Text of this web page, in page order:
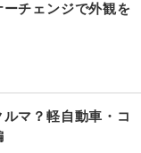
ーチェンジで外観を
マ？軽自動車・コ